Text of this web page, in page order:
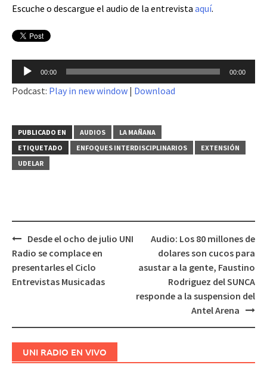
Escuche o descargue el audio de la entrevista aquí.
Reproductor
de
audio
00:00 00:00
Podcast: Play in new window | Download
PUBLICADO EN AUDIOS
LA MAÑANA
ETIQUETADO
ENFOQUES INTERDISCIPLINARIOS
EXTENSIÓN
UDELAR
Navegación
de
entradas
Desde el ocho de julio UNI
Radio se complace en
presentarles el Ciclo
Entrevistas Musicadas
Audio: Los 80 millones de
dolares son cucos para
asustar a la gente, Faustino
Rodriguez del SUNCA
responde a la suspension del
Antel Arena
UNI RADIO EN VIVO